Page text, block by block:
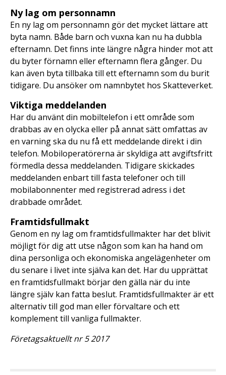
Ny lag om personnamn
En ny lag om personnamn gör det mycket lättare att
byta namn. Både barn och vuxna kan nu ha dubbla
efternamn. Det finns inte längre några hinder mot att
du byter förnamn eller efternamn flera gånger. Du
kan även byta tillbaka till ett efternamn som du burit
tidigare. Du ansöker om namnbytet hos Skatteverket.
Viktiga meddelanden
Har du använt din mobiltelefon i ett område som
drabbas av en olycka eller på annat sätt omfattas av
en varning ska du nu få ett meddelande direkt i din
telefon. Mobiloperatörerna är skyldiga att avgiftsfritt
förmedla dessa meddelanden. Tidigare skickades
meddelanden enbart till fasta telefoner och till
mobilabonnenter med registrerad adress i det
drabbade området.
Framtidsfullmakt
Genom en ny lag om framtidsfullmakter har det blivit
möjligt för dig att utse någon som kan ha hand om
dina personliga och ekonomiska angelägenheter om
du senare i livet inte själva kan det. Har du upprättat
en framtidsfullmakt börjar den gälla när du inte
längre själv kan fatta beslut. Framtidsfullmakter är ett
alternativ till god man eller förvaltare och ett
komplement till vanliga fullmakter.
Företagsaktuellt nr 5 2017